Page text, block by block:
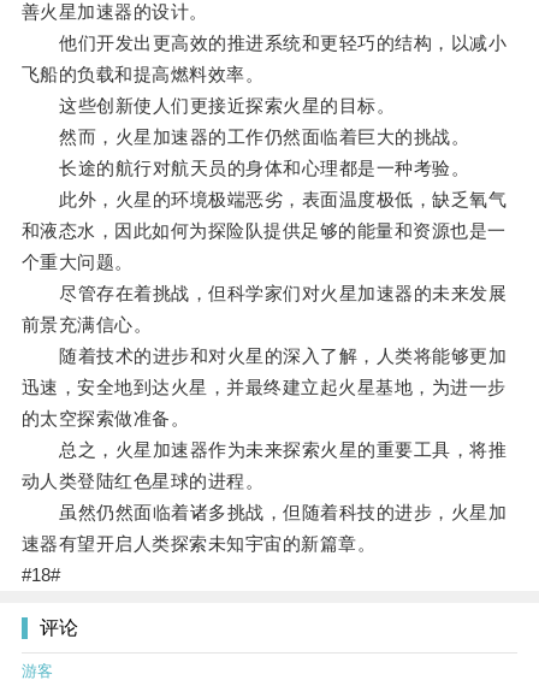
善火星加速器的设计。
他们开发出更高效的推进系统和更轻巧的结构，以减小
飞船的负载和提高燃料效率。
这些创新使人们更接近探索火星的目标。
然而，火星加速器的工作仍然面临着巨大的挑战。
长途的航行对航天员的身体和心理都是一种考验。
此外，火星的环境极端恶劣，表面温度极低，缺乏氧气
和液态水，因此如何为探险队提供足够的能量和资源也是一
个重大问题。
尽管存在着挑战，但科学家们对火星加速器的未来发展
前景充满信心。
随着技术的进步和对火星的深入了解，人类将能够更加
迅速，安全地到达火星，并最终建立起火星基地，为进一步
的太空探索做准备。
总之，火星加速器作为未来探索火星的重要工具，将推
动人类登陆红色星球的进程。
虽然仍然面临着诸多挑战，但随着科技的进步，火星加
速器有望开启人类探索未知宇宙的新篇章。
#18#
评论
游客